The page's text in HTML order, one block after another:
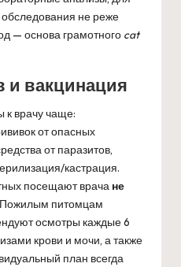
не реже
— основа грамотного cat
и вакцинация
к врачу чаще:
от опасных
от паразитов,
кастрация.
посещают врача не
питомцам
осмотры каждые 6
крови и мочи, а также
план всегда